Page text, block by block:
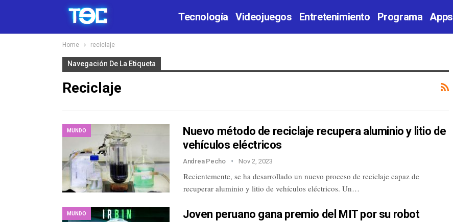
Tecnología Videojuegos Entretenimiento Programa Apps
Home reciclaje
Navegación De La Etiqueta
Reciclaje
MUNDO
Nuevo método de reciclaje recupera aluminio y litio de
vehículos eléctricos
Andrea Pecho Nov 2, 2023
Recientemente, se ha desarrollado un nuevo proceso de reciclaje capaz de
recuperar aluminio y litio de vehículos eléctricos. Un…
MUNDO
Joven peruano gana premio del MIT por su robot